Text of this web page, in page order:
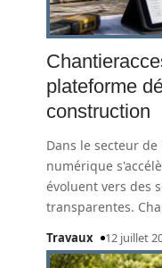
plateforme
construction
Dans le secteur
numérique
évoluent vers des
transparentes.
Travaux 12 juillet